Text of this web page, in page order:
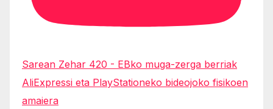
Sarean Zehar 420 - EBko muga-zerga berriak
AliExpressi eta PlayStationeko bideojoko fisikoen
amaiera